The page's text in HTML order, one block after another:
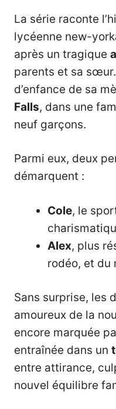
La série raconte
lycéenne new-
après un tragique
parents et sa
d’enfance de sa
Falls, dans une
neuf garçons.
Parmi eux, deux
démarquent :
Cole, le
Alex, plus
rodéo, et du
Sans surprise, les
amoureux de la
encore marquée
entraînée dans un
entre attirance,
nouvel équilibre